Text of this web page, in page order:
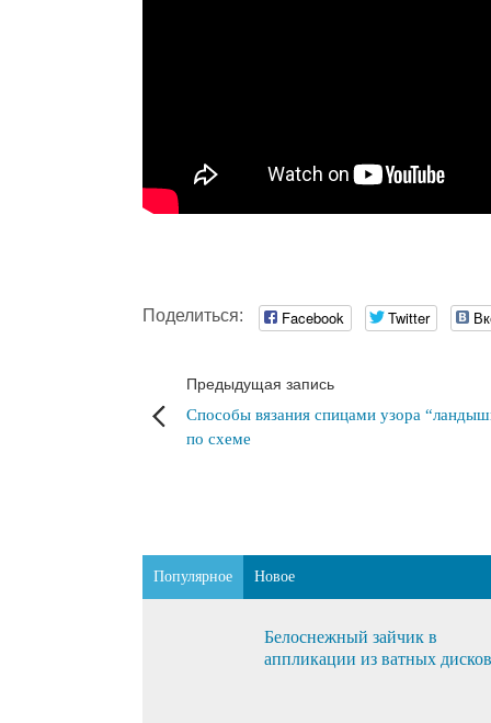
Поделиться: Facebook Twitter
Предыдущая запись
Способы вязания спицами узора
по схеме
Популярное Новое
Белоснежный зайчик в
аппликации из ватных дисков